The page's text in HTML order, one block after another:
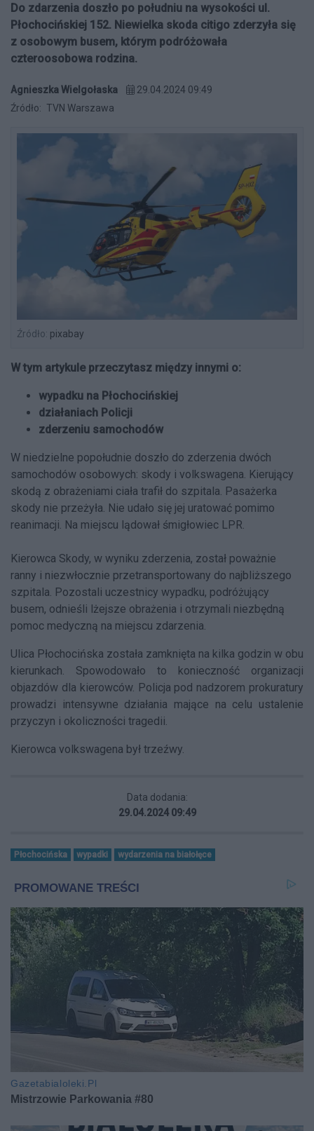
Do zdarzenia doszło po południu na wysokości ul.
Płochocińskiej 152. Niewielka skoda citigo zderzyła się
z osobowym busem, którym podróżowała
czteroosobowa rodzina.
Agnieszka Wielgołaska
29.04.2024 09:49
Źródło: TVN Warszawa
Źródło: pixabay
W tym artykule przeczytasz między innymi o:
wypadku na Płochocińskiej
działaniach Policji
zderzeniu samochodów
W niedzielne popołudnie doszło do zderzenia dwóch
samochodów osobowych: skody i volkswagena. Kierujący
skodą z obrażeniami ciała trafił do szpitala. Pasażerka
skody nie przeżyła. Nie udało się jej uratować pomimo
reanimacji. Na miejscu lądował śmigłowiec LPR.
Kierowca Skody, w wyniku zderzenia, został poważnie
ranny i niezwłocznie przetransportowany do najbliższego
szpitala. Pozostali uczestnicy wypadku, podróżujący
busem, odnieśli lżejsze obrażenia i otrzymali niezbędną
pomoc medyczną na miejscu zdarzenia.
Ulica Płochocińska została zamknięta na kilka godzin w obu
kierunkach. Spowodowało to konieczność organizacji
objazdów dla kierowców. Policja pod nadzorem prokuratury
prowadzi intensywne działania mające na celu ustalenie
przyczyn i okoliczności tragedii.
Kierowca volkswagena był trzeźwy.
Data dodania:
29.04.2024 09:49
Płochocińska wypadki wydarzenia na białołęce